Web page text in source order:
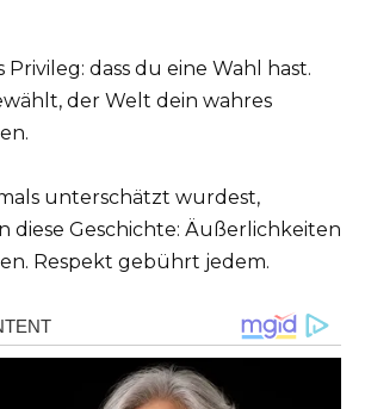
Privileg: dass du eine Wahl hast.
der Welt dein wahres
unterschätzt wurdest,
diese Geschichte: Äußerlichkeiten
Respekt gebührt jedem.